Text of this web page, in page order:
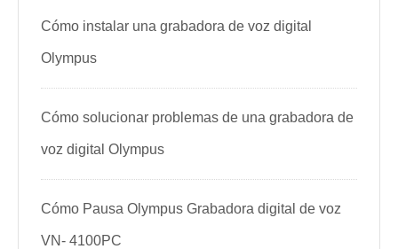
Cómo instalar una grabadora de voz digital
Olympus
Cómo solucionar problemas de una grabadora de
voz digital Olympus
Cómo Pausa Olympus Grabadora digital de voz
VN- 4100PC